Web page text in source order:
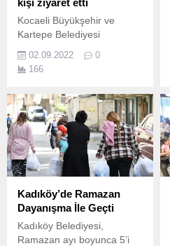
kişi ziyaret etti
Kocaeli Büyükşehir ve
Kartepe Belediyesi
yönetiminin
yaygınlaştırılması amacıyla
(Seyyar) Atık Getirme
Merkezi”ni bin kişi ziyaret
etti.
02.09.2022
0
166
Kadıköy’de Ramazan
Dayanışma İle Geçti
Kadıköy Belediyesi,
Ramazan ayı boyunca 5’i